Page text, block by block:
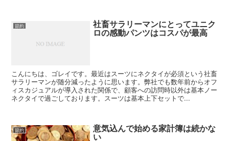
節約 社畜サラリーマンにとってユニク
ロの感動パンツはコスパが最高
こんにちは、ゴレイです。最近はスーツにネクタイが必須という社畜
サラリーマンが随分減ったように思います。弊社でも数年前からオフ
ィスカジュアルが導入された関係で、顧客への訪問時以外は基本ノー
ネクタイで過ごしております。スーツは基本上下セットで...
節約 意気込んで始める家計簿は続かな
い